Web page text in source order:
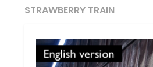
STRAWBERRY TRAIN